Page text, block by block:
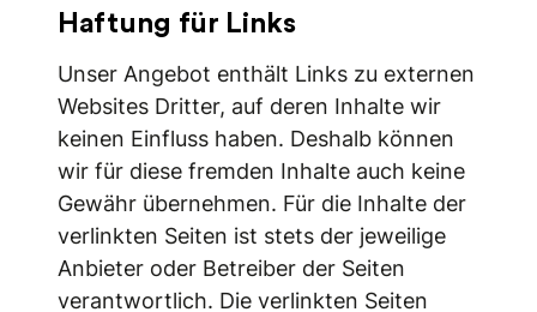
Haftung für Links
Unser Angebot enthält Links zu externen
Websites Dritter, auf deren Inhalte wir
keinen Einfluss haben. Deshalb können
wir für diese fremden Inhalte auch keine
Gewähr übernehmen. Für die Inhalte der
verlinkten Seiten ist stets der jeweilige
Anbieter oder Betreiber der Seiten
verantwortlich. Die verlinkten Seiten